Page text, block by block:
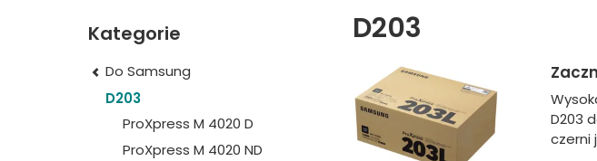
D203
D203
czerni
Kategorie
Do Samsung
D203
ProXpress M 4020 D
ProXpress M 4020 ND